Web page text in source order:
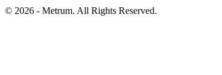
© 2026 - Metrum. All Rights Reserved.